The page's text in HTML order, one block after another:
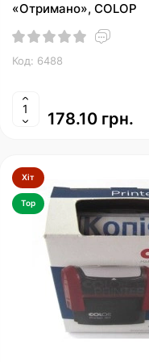
«Отримано», COLOP
Код: 6488
178.10 грн.
Хіт
Top